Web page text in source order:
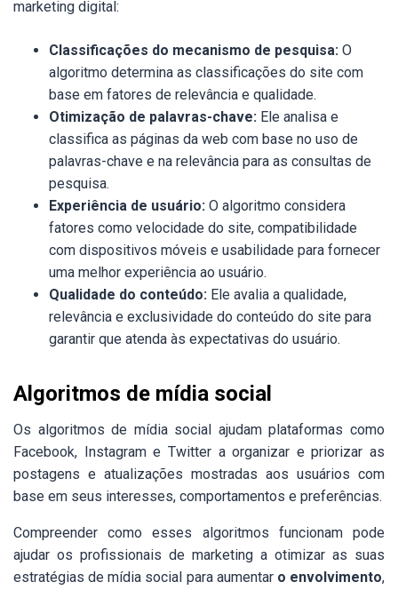
marketing digital:
Classificações do mecanismo de pesquisa: O
algoritmo determina as classificações do site com
base em fatores de relevância e qualidade.
Otimização de palavras-chave: Ele analisa e
classifica as páginas da web com base no uso de
palavras-chave e na relevância para as consultas de
pesquisa.
Experiência de usuário: O algoritmo considera
fatores como velocidade do site, compatibilidade
com dispositivos móveis e usabilidade para fornecer
uma melhor experiência ao usuário.
Qualidade do conteúdo: Ele avalia a qualidade,
relevância e exclusividade do conteúdo do site para
garantir que atenda às expectativas do usuário.
Algoritmos de mídia social
Os algoritmos de mídia social ajudam plataformas como
Facebook, Instagram e Twitter a organizar e priorizar as
postagens e atualizações mostradas aos usuários com
base em seus interesses, comportamentos e preferências.
Compreender como esses algoritmos funcionam pode
ajudar os profissionais de marketing a otimizar as suas
estratégias de mídia social para aumentaro envolvimento,